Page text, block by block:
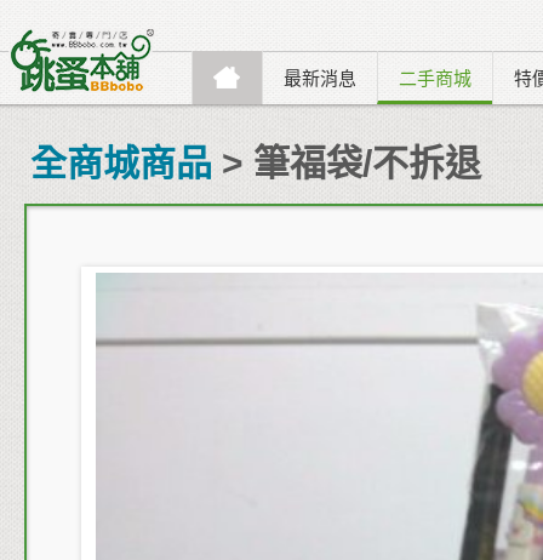
最新消息 二手商城 特
全商城商品 > 筆福袋/不拆退